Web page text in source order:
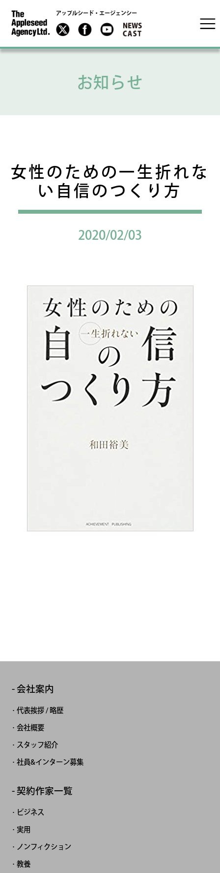
アップルシード・エージェンシー
お知らせ
女性のための一生折れな
い自信のつくり方
2020/02/03
会社案内
代表挨拶 / 略歴
会社概要
スタッフ紹介
社員&インターン募集
契約作家一覧
ビジネス
実用
ノンフィクション
教養